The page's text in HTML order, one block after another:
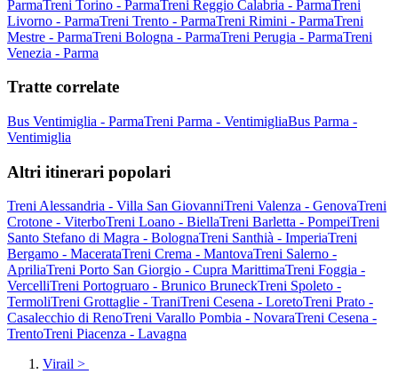
ParmaTreni Torino - ParmaTreni Reggio Calabria - ParmaTreni
Livorno - ParmaTreni Trento - ParmaTreni Rimini - ParmaTreni
Mestre - ParmaTreni Bologna - ParmaTreni Perugia - ParmaTreni
Venezia - Parma
Tratte correlate
Bus Ventimiglia - ParmaTreni Parma - VentimigliaBus Parma -
Ventimiglia
Altri itinerari popolari
Treni Alessandria - Villa San GiovanniTreni Valenza - GenovaTreni
Crotone - ViterboTreni Loano - BiellaTreni Barletta - PompeiTreni
Santo Stefano di Magra - BolognaTreni Santhià - ImperiaTreni
Bergamo - MacerataTreni Crema - MantovaTreni Salerno -
ApriliaTreni Porto San Giorgio - Cupra MarittimaTreni Foggia -
VercelliTreni Portogruaro - Brunico BruneckTreni Spoleto -
TermoliTreni Grottaglie - TraniTreni Cesena - LoretoTreni Prato -
Casalecchio di RenoTreni Varallo Pombia - NovaraTreni Cesena -
TrentoTreni Piacenza - Lavagna
Virail >